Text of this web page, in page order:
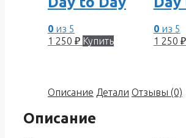
0 из 5
1 250 ₽ Купить
0из 5
1 250 ₽
Описание Детали Отзывы (0)
Описание